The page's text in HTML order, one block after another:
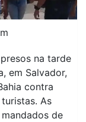
na tarde
em Salvador,
contra
As
de